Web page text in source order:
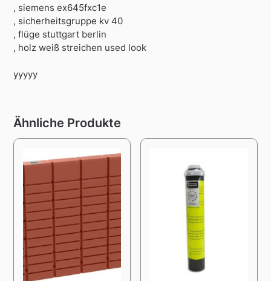
, siemens ex645fxc1e
, sicherheitsgruppe kv 40
, flüge stuttgart berlin
, holz weiß streichen used look
yyyyy
Ähnliche Produkte